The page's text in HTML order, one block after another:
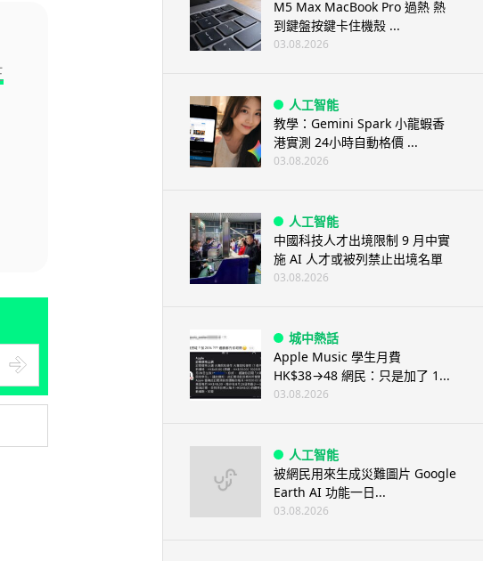
M5 Max MacBook Pro 過熱 熱
到鍵盤按鍵卡住機殼 ...
03.08.2026
人工智能
教學：Gemini Spark 小龍蝦香
港實測 24小時自動格價 ...
03.08.2026
人工智能
中國科技人才出境限制 9 月中實
施 AI 人才或被列禁止出境名單
03.08.2026
城中熱話
Apple Music 學生月費
HK$38→48 網民：只是加了 1...
03.08.2026
人工智能
被網民用來生成災難圖片 Google
Earth AI 功能一日...
03.08.2026